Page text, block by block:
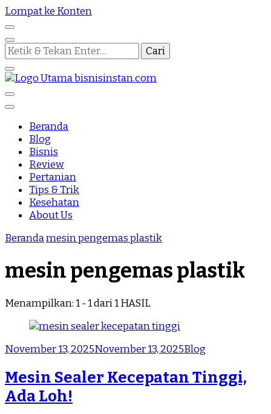
Lompat ke Konten
Mencari
Sesuatu?
Bisnis Instan
Beranda
Blog
Bisnis
Review
Pertanian
Tips & Trik
Kesehatan
About Us
Berandamesin pengemas plastik
mesin pengemas plastik
Menampilkan: 1 - 1 dari 1 HASIL
November 13, 2025November 13, 2025Blog
Mesin Sealer Kecepatan Tinggi,
Ada Loh!